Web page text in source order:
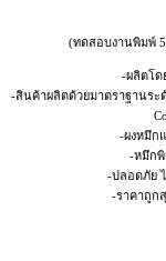
(ทดสอบงานพิมพ์
-ผลิตโด
-สินค้าผลิตด้วยมาตราฐานระ
-ผงหมึก
-หมึก
-ปลอดภัย
-ราคาถูก